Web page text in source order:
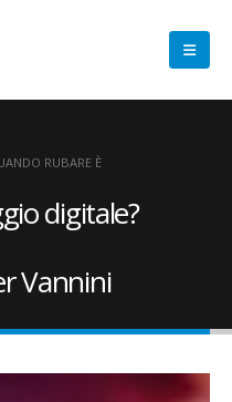
RUBARE È
digitale?
Vannini